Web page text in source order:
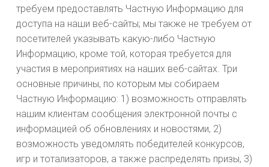
требуем предоставлять Частную Информацию для
доступа на наши веб-сайты; мы также не требуем от
посетителей указывать какую-либо Частную
Информацию, кроме той, которая требуется для
участия в мероприятиях на наших веб-сайтах. Три
основные причины, по которым мы собираем
Частную Информацию: 1) возможность отправлять
нашим клиентам сообщения электронной почты с
информацией об обновлениях и новостями, 2)
возможность уведомлять победителей конкурсов,
игр и тотализаторов, а также распределять призы, 3)